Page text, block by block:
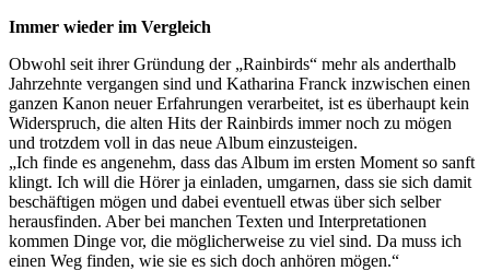
Immer wieder im Vergleich
Obwohl seit ihrer Gründung der „Rainbirds“ mehr als anderthalb
Jahrzehnte vergangen sind und Katharina Franck inzwischen einen
ganzen Kanon neuer Erfahrungen verarbeitet, ist es überhaupt kein
Widerspruch, die alten Hits der Rainbirds immer noch zu mögen
und trotzdem voll in das neue Album einzusteigen.
„Ich finde es angenehm, dass das Album im ersten Moment so sanft
klingt. Ich will die Hörer ja einladen, umgarnen, dass sie sich damit
beschäftigen mögen und dabei eventuell etwas über sich selber
herausfinden. Aber bei manchen Texten und Interpretationen
kommen Dinge vor, die möglicherweise zu viel sind. Da muss ich
einen Weg finden, wie sie es sich doch anhören mögen.“